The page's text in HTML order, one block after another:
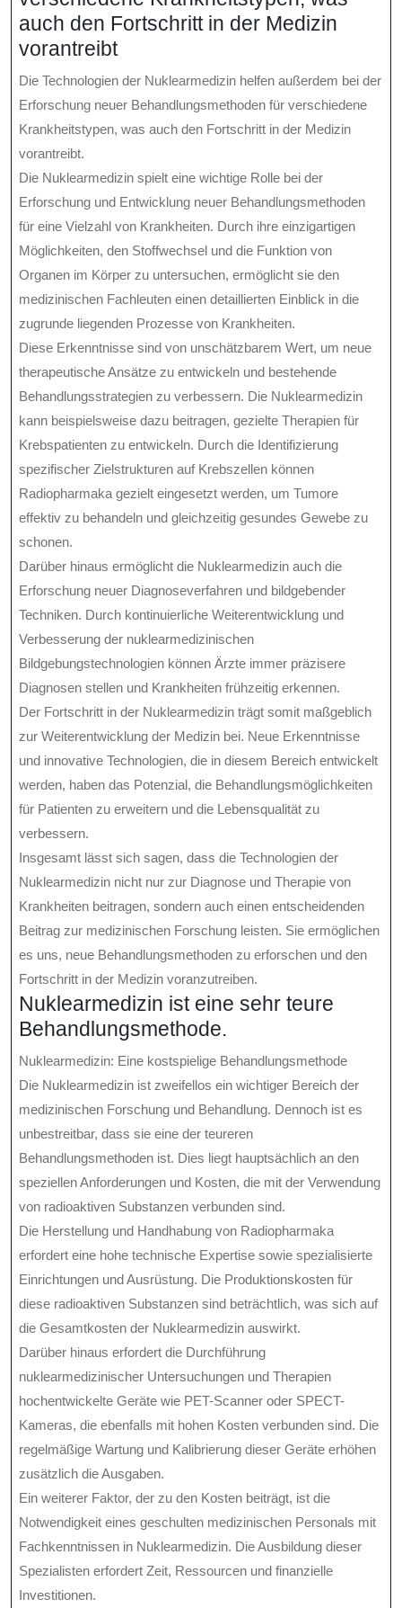
auch den Fortschritt in der Medizin
vorantreibt
Die Technologien der Nuklearmedizin helfen außerdem bei der
Erforschung neuer Behandlungsmethoden für verschiedene
Krankheitstypen, was auch den Fortschritt in der Medizin
vorantreibt.
Die Nuklearmedizin spielt eine wichtige Rolle bei der
Erforschung und Entwicklung neuer Behandlungsmethoden
für eine Vielzahl von Krankheiten. Durch ihre einzigartigen
Möglichkeiten, den Stoffwechsel und die Funktion von
Organen im Körper zu untersuchen, ermöglicht sie den
medizinischen Fachleuten einen detaillierten Einblick in die
zugrunde liegenden Prozesse von Krankheiten.
Diese Erkenntnisse sind von unschätzbarem Wert, um neue
therapeutische Ansätze zu entwickeln und bestehende
Behandlungsstrategien zu verbessern. Die Nuklearmedizin
kann beispielsweise dazu beitragen, gezielte Therapien für
Krebspatienten zu entwickeln. Durch die Identifizierung
spezifischer Zielstrukturen auf Krebszellen können
Radiopharmaka gezielt eingesetzt werden, um Tumore
effektiv zu behandeln und gleichzeitig gesundes Gewebe zu
schonen.
Darüber hinaus ermöglicht die Nuklearmedizin auch die
Erforschung neuer Diagnoseverfahren und bildgebender
Techniken. Durch kontinuierliche Weiterentwicklung und
Verbesserung der nuklearmedizinischen
Bildgebungstechnologien können Ärzte immer präzisere
Diagnosen stellen und Krankheiten frühzeitig erkennen.
Der Fortschritt in der Nuklearmedizin trägt somit maßgeblich
zur Weiterentwicklung der Medizin bei. Neue Erkenntnisse
und innovative Technologien, die in diesem Bereich entwickelt
werden, haben das Potenzial, die Behandlungsmöglichkeiten
für Patienten zu erweitern und die Lebensqualität zu
verbessern.
Insgesamt lässt sich sagen, dass die Technologien der
Nuklearmedizin nicht nur zur Diagnose und Therapie von
Krankheiten beitragen, sondern auch einen entscheidenden
Beitrag zur medizinischen Forschung leisten. Sie ermöglichen
es uns, neue Behandlungsmethoden zu erforschen und den
Fortschritt in der Medizin voranzutreiben.
Nuklearmedizin ist eine sehr teure
Behandlungsmethode.
Nuklearmedizin: Eine kostspielige Behandlungsmethode
Die Nuklearmedizin ist zweifellos ein wichtiger Bereich der
medizinischen Forschung und Behandlung. Dennoch ist es
unbestreitbar, dass sie eine der teureren
Behandlungsmethoden ist. Dies liegt hauptsächlich an den
speziellen Anforderungen und Kosten, die mit der Verwendung
von radioaktiven Substanzen verbunden sind.
Die Herstellung und Handhabung von Radiopharmaka
erfordert eine hohe technische Expertise sowie spezialisierte
Einrichtungen und Ausrüstung. Die Produktionskosten für
diese radioaktiven Substanzen sind beträchtlich, was sich auf
die Gesamtkosten der Nuklearmedizin auswirkt.
Darüber hinaus erfordert die Durchführung
nuklearmedizinischer Untersuchungen und Therapien
hochentwickelte Geräte wie PET-Scanner oder SPECT-
Kameras, die ebenfalls mit hohen Kosten verbunden sind. Die
regelmäßige Wartung und Kalibrierung dieser Geräte erhöhen
zusätzlich die Ausgaben.
Ein weiterer Faktor, der zu den Kosten beiträgt, ist die
Notwendigkeit eines geschulten medizinischen Personals mit
Fachkenntnissen in Nuklearmedizin. Die Ausbildung dieser
Spezialisten erfordert Zeit, Ressourcen und finanzielle
Investitionen.